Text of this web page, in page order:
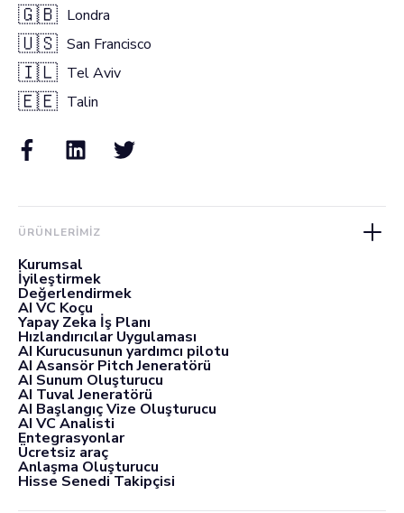
🇬🇧 Londra
🇺🇸 San Francisco
🇮🇱 Tel Aviv
🇪🇪 Talin
ÜRÜNLERIMIZ
Kurumsal
İyileştirmek
Değerlendirmek
AI VC Koçu
Yapay Zeka İş Planı
Hızlandırıcılar Uygulaması
AI Kurucusunun yardımcı pilotu
AI Asansör Pitch Jeneratörü
AI Sunum Oluşturucu
AI Tuval Jeneratörü
AI Başlangıç Vize Oluşturucu
AI VC Analisti
Entegrasyonlar
Ücretsiz araç
Anlaşma Oluşturucu
Hisse Senedi Takipçisi